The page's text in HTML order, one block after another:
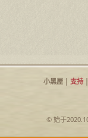
小黑屋| 支持|
© 始于